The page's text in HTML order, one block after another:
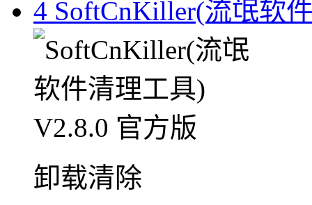
4 SoftCnKiller(流氓软
卸载清除